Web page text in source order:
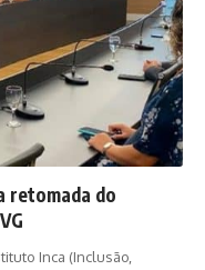
retomada do
Inca (Inclusão,